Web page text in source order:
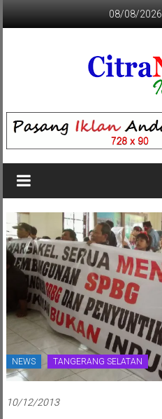
08/08/2026
CITRANEWS
INDONESIA
BERANI
DAN
KRISTIS
NEWS TANGERANG SELATAN
10/12/2013